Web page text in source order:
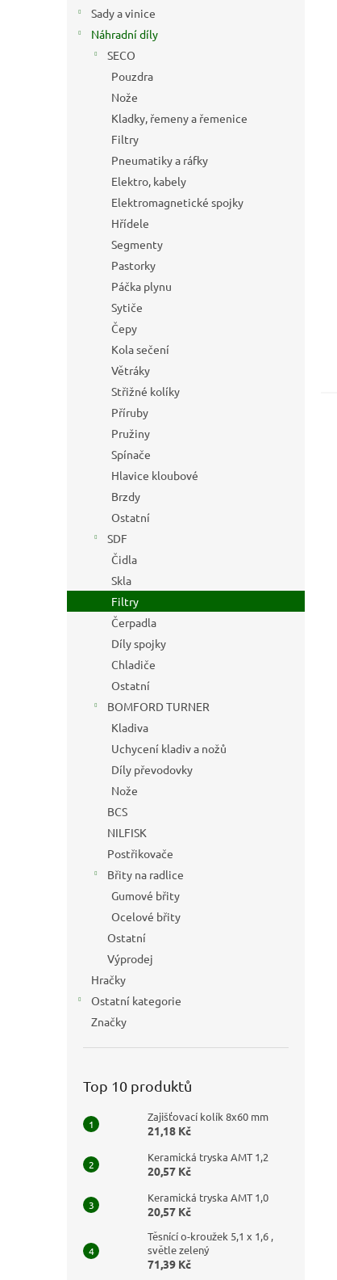
Sady a vinice
Náhradní díly
SECO
Pouzdra
Nože
Kladky, řemeny a řemenice
Filtry
Pneumatiky a ráfky
Elektro, kabely
Elektromagnetické spojky
Hřídele
Segmenty
Pastorky
Páčka plynu
Sytiče
Čepy
Kola sečení
Větráky
Střižné kolíky
Příruby
Pružiny
Spínače
Hlavice kloubové
Brzdy
Ostatní
SDF
Čidla
Skla
Filtry
Čerpadla
Díly spojky
Chladiče
Ostatní
BOMFORD TURNER
Kladiva
Uchycení kladiv a nožů
Díly převodovky
Nože
BCS
NILFISK
Postřikovače
Břity na radlice
Gumové břity
Ocelové břity
Ostatní
Výprodej
Hračky
Ostatní kategorie
Značky
Top 10 produktů
Zajišťovací kolík 8x60 mm
21,18 Kč
Keramická tryska AMT 1,2
20,57 Kč
Keramická tryska AMT 1,0
20,57 Kč
Těsnící o-kroužek 5,1 x 1,6 ,
světle zelený
71,39 Kč